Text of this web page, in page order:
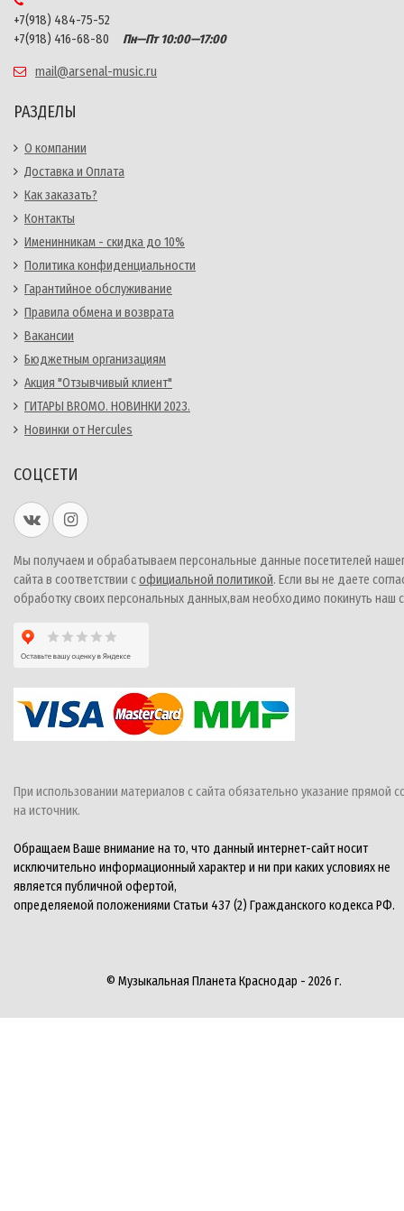
+7(918) 484-75-52
+7(918) 416-68-80
Пн—Пт 10:00—17:00
mail@arsenal-music.ru
РАЗДЕЛЫ
О компании
Доставка и Оплата
Как заказать?
Контакты
Именинникам - скидка до 10%
Политика конфиденциальности
Гарантийное обслуживание
Правила обмена и возврата
Вакансии
Бюджетным организациям
Акция "Отзывчивый клиент"
ГИТАРЫ BROMO. НОВИНКИ 2023.
Новинки от Hercules
СОЦСЕТИ
Мы получаем и обрабатываем персональные данные посетителей
сайта в соответствии софициальной политикой. Если вы не даете
обработку своих персональных данных,вам необходимо покинуть наш
При использовании материалов с сайта обязательно указание прямой
на источник.
Обращаем Ваше внимание на то, что данный интернет-сайт носит
исключительно информационный характер и ни при каких условиях не
является публичной офертой,
определяемой положениями Статьи 437 (2) Гражданского кодекса РФ.
© Музыкальная Планета Краснодар - 2026 г.